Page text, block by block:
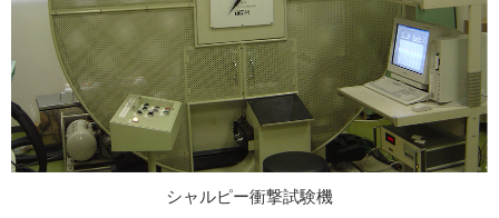
シャルピー衝撃試験機